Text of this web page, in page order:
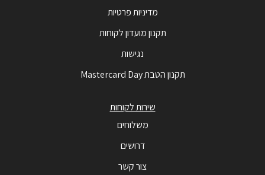
מדיניות פרטיות
תקנון מועדון לקוחות
נגישות
תקנון הטבת Mastercard Day
שירות לקוחות
משלוחים
דרושים
צור קשר